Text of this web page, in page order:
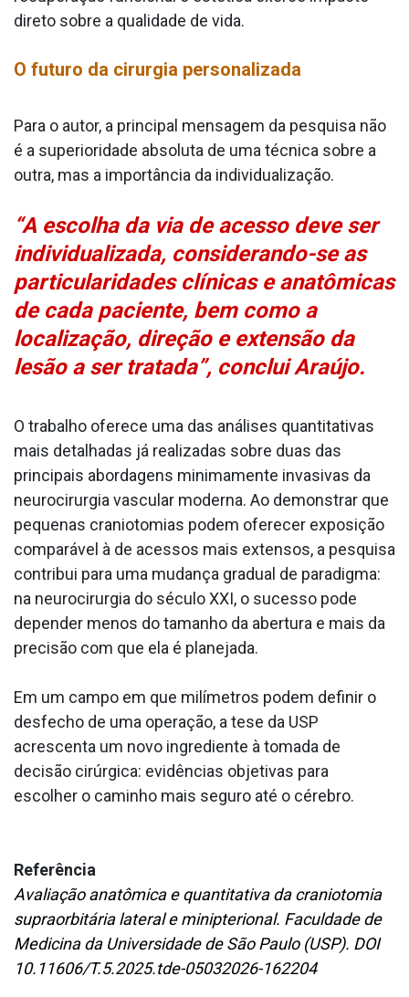
direto sobre a qualidade de vida.
O futuro da cirurgia personalizada
Para o autor, a principal mensagem da pesquisa não
é a superioridade absoluta de uma técnica sobre a
outra, mas a importância da individualização.
“A escolha da via de acesso deve ser
individualizada, considerando-se as
particularidades clínicas e anatômicas
de cada paciente, bem como a
localização, direção e extensão da
lesão a ser tratada”, conclui Araújo.
O trabalho oferece uma das análises quantitativas
mais detalhadas já realizadas sobre duas das
principais abordagens minimamente invasivas da
neurocirurgia vascular moderna. Ao demonstrar que
pequenas craniotomias podem oferecer exposição
comparável à de acessos mais extensos, a pesquisa
contribui para uma mudança gradual de paradigma:
na neurocirurgia do século XXI, o sucesso pode
depender menos do tamanho da abertura e mais da
precisão com que ela é planejada.
Em um campo em que milímetros podem definir o
desfecho de uma operação, a tese da USP
acrescenta um novo ingrediente à tomada de
decisão cirúrgica: evidências objetivas para
escolher o caminho mais seguro até o cérebro.
Referência
Avaliação anatômica e quantitativa da craniotomia
supraorbitária lateral e minipterional. Faculdade de
Medicina da Universidade de São Paulo (USP). DOI
10.11606/T.5.2025.tde-05032026-162204